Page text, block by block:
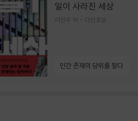
일이 사라진 세상
이진우 저 다산초당
인간 존재의 당위를 찾다